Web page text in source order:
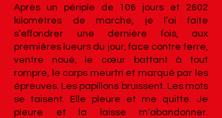
Après un périple de 106 jours et 2602
kilomètres de marche, je l’ai faite
s’effondrer une dernière fois, aux
premières lueurs du jour, face contre terre,
ventre noué, le cœur battant à tout
rompre, le corps meurtri et marqué par les
épreuves. Les papillons bruissent. Les mots
se taisent. Elle pleure et me quitte. Je
pleure et la laisse m’abandonner.